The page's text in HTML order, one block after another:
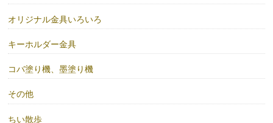
オリジナル金具いろいろ
キーホルダー金具
コバ塗り機、墨塗り機
その他
ちい散歩